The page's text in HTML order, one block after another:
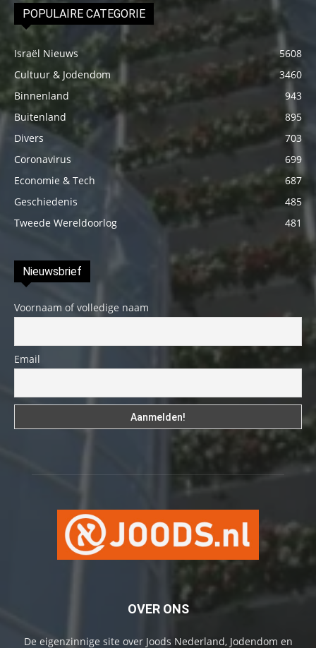
POPULAIRE CATEGORIE
Israël Nieuws
5608
Cultuur & Jodendom
3460
Binnenland
943
Buitenland
895
Divers
703
Coronavirus
699
Economie & Tech
687
Geschiedenis
485
Tweede Wereldoorlog
481
Nieuwsbrief
Voornaam of volledige naam
Email
OVER ONS
De eigenzinnige site over Joods Nederland, Jodendom en